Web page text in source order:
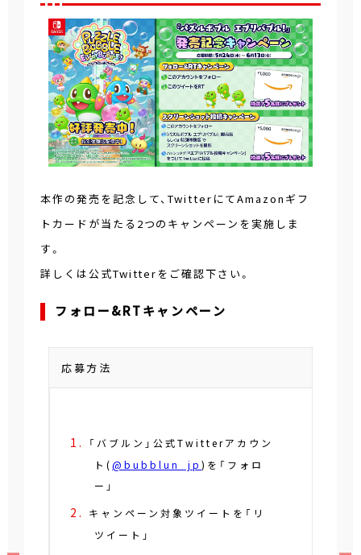
本作の発売を記念して、TwitterにてAmazonギフ
トカードが当たる2つのキャンペーンを実施しま
す。
詳しくは公式Twitterをご確認下さい。
フォロー&RTキャンペーン
応募方法
「バブルン」公式Twitterアカウン
ト(@bubblun_jp )を「フォロ
ー」
キャンペーン対象ツイートを「リ
ツイート」